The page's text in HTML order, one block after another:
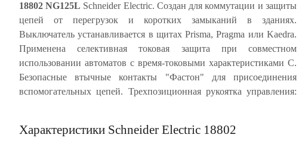
18802 NG125L Schneider Electric. Создан для коммутации и защиты
цепей от перегрузок и коротких замыканий в зданиях.
Выключатель устанавливается в щитах Prisma, Pragma или Kaedra.
Применена селективная токовая защита при совместном
использовании автоматов с время-токовыми характеристиками С.
Безопасные втычные контакты "Фастон" для присоединения
вспомогательных цепей. Трехпозиционная рукоятка управления:
блокировка. Ударопрочный корпус из специального ABS-
пластика, скрепленный металлическими заклепками, обеспечивает
многократное срабатывание автомата без изменения его
характеристик. NG125L имеет, так называемое, тропическое
значение Т2 - это характеристики для высокой влажности 99% и
температуры +55°С. Частота цепи 50/60 Гц. Степень защиты
Характеристики Schneider Electric 18802